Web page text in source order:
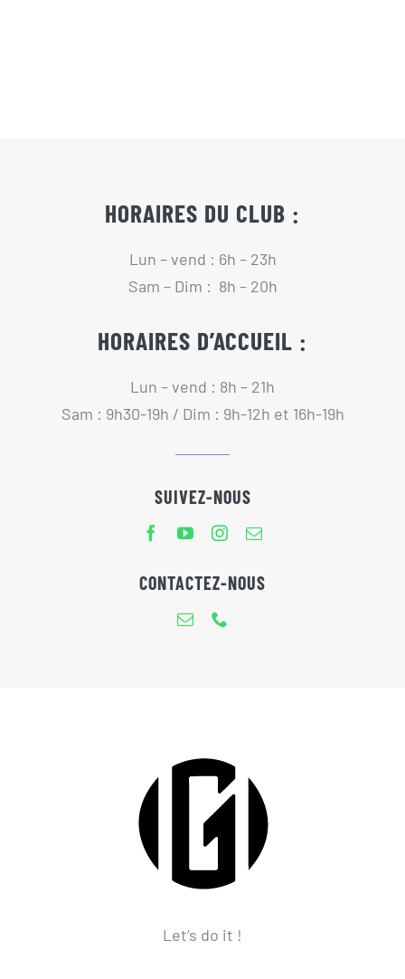
HORAIRES DU CLUB :
Lun – vend : 6h – 23h
Sam – Dim : 8h – 20h
HORAIRES D’ACCUEIL :
Lun – vend : 8h – 21h
Sam : 9h30-19h / Dim : 9h-12h et 16h-19h
SUIVEZ-NOUS
CONTACTEZ-NOUS
Let’s do it !